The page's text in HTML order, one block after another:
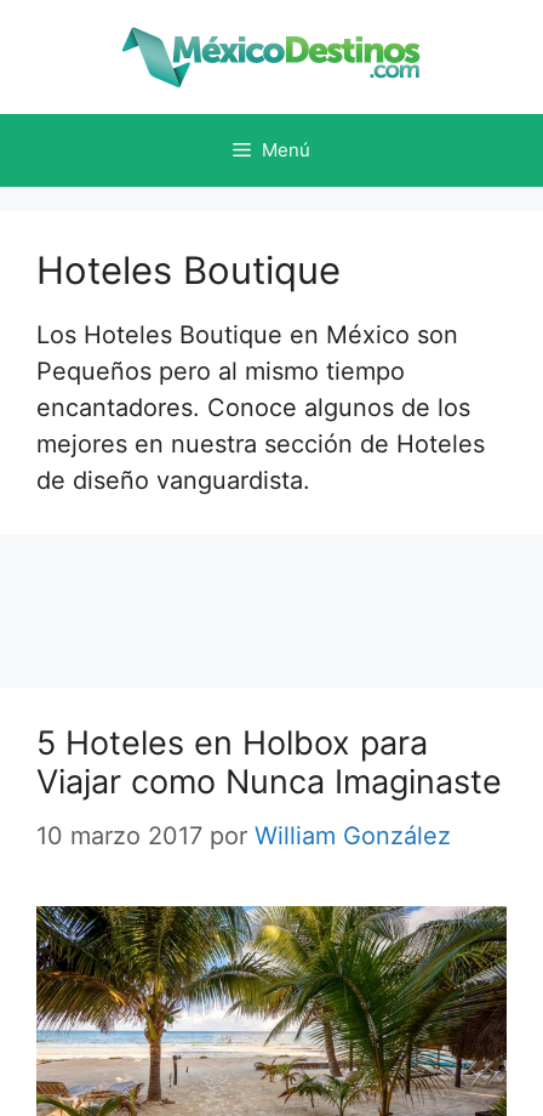
Menú
Hoteles Boutique
Los Hoteles Boutique en México son
Pequeños pero al mismo tiempo
encantadores. Conoce algunos de los
mejores en nuestra sección de Hoteles
de diseño vanguardista.
5 Hoteles en Holbox para
Viajar como Nunca Imaginaste
10 marzo 2017 por William González